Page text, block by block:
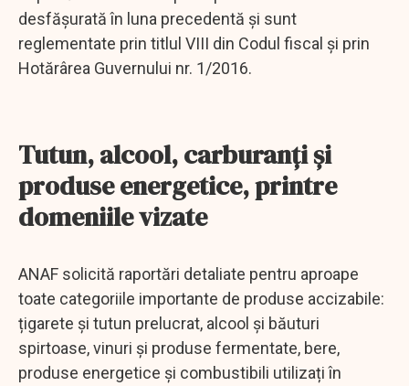
desfășurată în luna precedentă și sunt
reglementate prin titlul VIII din Codul fiscal și prin
Hotărârea Guvernului nr. 1/2016.
Tutun, alcool, carburanți și
produse energetice, printre
domeniile vizate
ANAF solicită raportări detaliate pentru aproape
toate categoriile importante de produse accizabile:
țigarete și tutun prelucrat, alcool și băuturi
spirtoase, vinuri și produse fermentate, bere,
produse energetice și combustibili utilizați în